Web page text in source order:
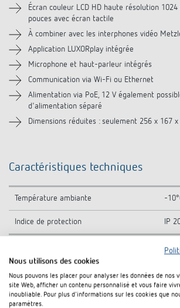
Écran couleur LCD HD haute résolution
pouces avec écran tactile
À combiner avec les interphones vidéo
Application LUXORplay intégrée
Microphone et haut-parleur intégrés
Communication via Wi-Fi ou Ethernet
Alimentation via PoE, 12 V également
d'alimentation séparé
Dimensions réduites : seulement 256 x 167
Caractéristiques techniques
Température ambiante -
Indice de protection IP
Téléchargements
Manuel
Nous utilisons des cookies
Nous pouvons les placer pour analyser les données de nos
site Web, afficher un contenu personnalisé et vous faire
inoubliable. Pour plus d'informations sur les cookies que
paramètres.